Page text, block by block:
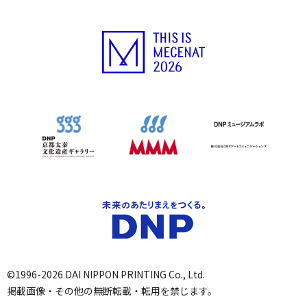
©1996-2026 DAI NIPPON PRINTING Co., Ltd.
掲載画像・その他の無断転載・転用を禁じます。